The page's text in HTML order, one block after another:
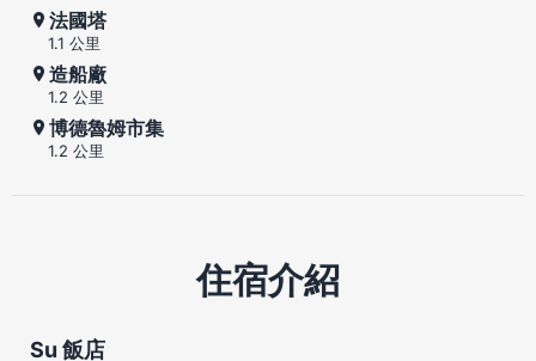
法國塔
1.1 公里
造船廠
1.2 公里
博德魯姆市集
1.2 公里
住宿介紹
Su 飯店